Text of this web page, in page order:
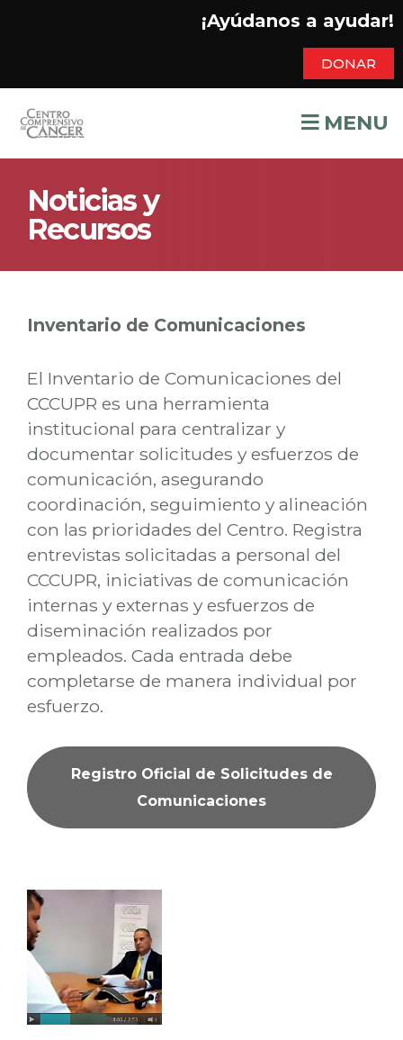
¡Ayúdanos a ayudar!
DONAR
MENU
Noticias y
Recursos
Inventario de Comunicaciones
El Inventario de Comunicaciones del
CCCUPR es una herramienta
institucional para centralizar y
documentar solicitudes y esfuerzos de
comunicación, asegurando
coordinación, seguimiento y alineación
con las prioridades del Centro. Registra
entrevistas solicitadas a personal del
CCCUPR, iniciativas de comunicación
internas y externas y esfuerzos de
diseminación realizados por
empleados. Cada entrada debe
completarse de manera individual por
esfuerzo.
Registro Oficial de Solicitudes de
Comunicaciones